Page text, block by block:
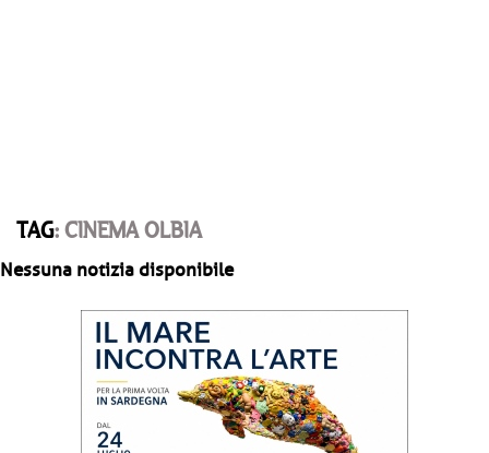
TAG: CINEMA OLBIA
Nessuna notizia disponibile